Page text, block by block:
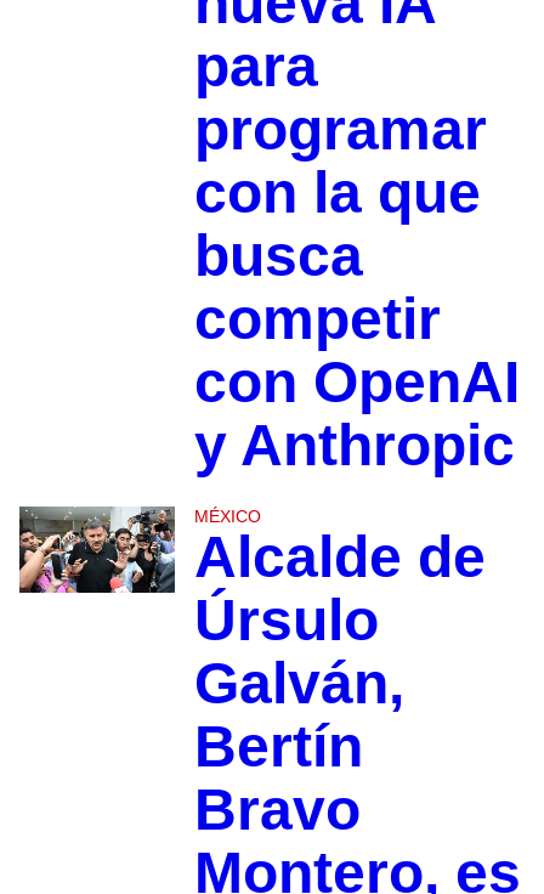
para
programar
con la que
busca
competir
con OpenAI
y Anthropic
MÉXICO
Alcalde de
Úrsulo
Galván,
Bertín
Bravo
Montero, es